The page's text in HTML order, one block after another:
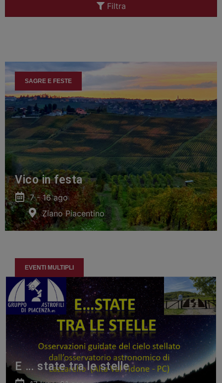
Filtra
SAGRE E FESTE
Vico in festa
7 - 16 ago
Ziano Piacentino
EVENTI MULTIPLI
E … state tra le stelle